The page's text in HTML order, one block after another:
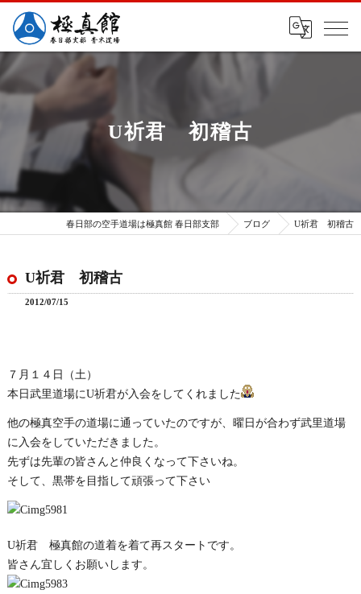
U祈君 初稽古
春日部の空手道場は極真館 春日部支部 ブログ U祈君 初稽古
U祈君 初稽古
2012/07/15
７月１４日（土）
本日武里道場にU祈君が入会をしてくれました
他の極真空手の道場に通っていたのですが、曜日が合わず武里道場
に入会をしていただきました。
先ずは先輩の皆さんと仲良くなって下さいね。
そして、黒帯を目指して頑張って下さい
U祈君 極真館の道着を着て再スタートです。
皆さん宜しくお願いします。